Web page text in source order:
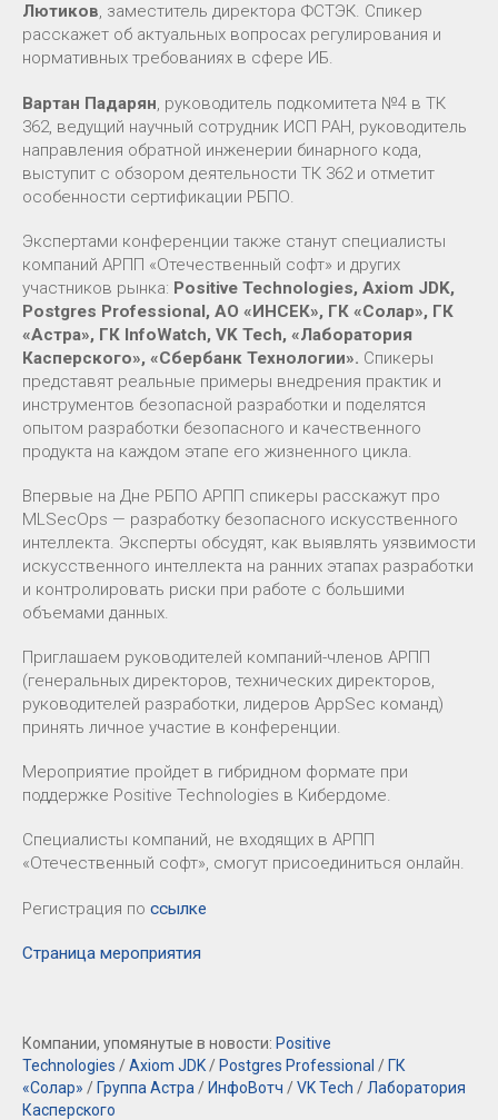
Лютиков, заместитель директора ФСТЭК. Спикер
расскажет об актуальных вопросах регулирования и
нормативных требованиях в сфере ИБ.
Вартан Падарян , руководитель подкомитета №4 в ТК
362, ведущий научный сотрудник ИСП РАН, руководитель
направления обратной инженерии бинарного кода,
выступит с обзором деятельности ТК 362 и отметит
особенности сертификации РБПО.
Экспертами конференции также станут специалисты
компаний АРПП «Отечественный софт» и других
участников рынка: Positive Technologies, Axiom JDK,
Postgres Professional, АО «ИНСЕК», ГК «Солар», ГК
«Астра», ГК InfoWatch, VK Tech, «Лаборатория
Касперского», «Сбербанк Технологии». Спикеры
представят реальные примеры внедрения практик и
инструментов безопасной разработки и поделятся
опытом разработки безопасного и качественного
продукта на каждом этапе его жизненного цикла.
Впервые на Дне РБПО АРПП спикеры расскажут про
MLSecOps — разработку безопасного искусственного
интеллекта. Эксперты обсудят, как выявлять уязвимости
искусственного интеллекта на ранних этапах разработки
и контролировать риски при работе с большими
объемами данных.
Приглашаем руководителей компаний-членов АРПП
(генеральных директоров, технических директоров,
руководителей разработки, лидеров AppSec команд)
принять личное участие в конференции.
Мероприятие пройдет в гибридном формате при
поддержке Positive Technologies в Кибердоме.
Специалисты компаний, не входящих в АРПП
«Отечественный софт», смогут присоединиться онлайн.
Регистрация по ссылке
Страница мероприятия
Компании, упомянутые в новости: Positive
Technologies /Axiom JDK / Postgres Professional / ГК
«Солар» / Группа Астра / ИнфоВотч /VK Tech / Лаборатория
Касперского